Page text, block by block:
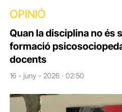
OPINIÓ
Quan la disciplina no és
formació
docents
16 - juny - 2026 · 02:50